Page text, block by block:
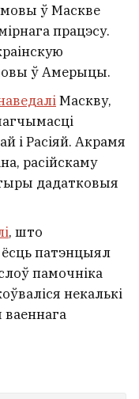
ў Маскве
працэсу.
ў Амерыцы.
Маскву,
і Расіяй. Акрамя
расійскаму
дадатковыя
, што
патэнцыял
памочніка
некалькі
забіла
ўнука
матэматык